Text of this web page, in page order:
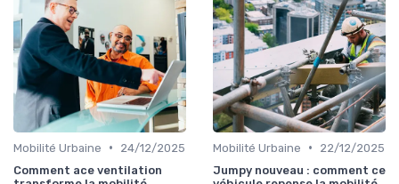
Mobilité Urbaine •
24/12/2025
Comment ace ventilation
Mobilité Urbaine •
22/12/2025
Jumpy nouveau : comment ce